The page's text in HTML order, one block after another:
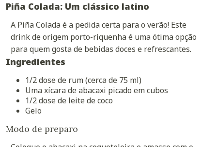
Piña Colada: Um clássico latino
A Piña Colada é a pedida certa para o verão! Este
drink de origem porto-riquenha é uma ótima opção
para quem gosta de bebidas doces e refrescantes.
Ingredientes
1/2 dose de rum (cerca de 75 ml)
Uma xícara de abacaxi picado em cubos
1/2 dose de leite de coco
Gelo
Modo de preparo